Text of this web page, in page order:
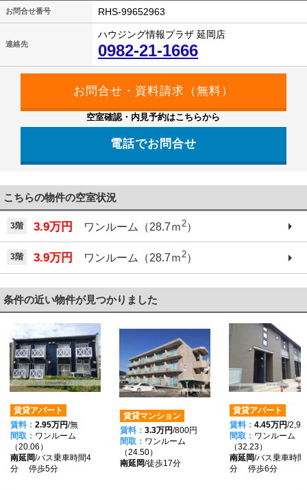
お問合せ番号 RHS-99652963
連絡先
ハウジング情報プラザ 延岡店
0982-21-1666
空室確認・内見予約はこちらから
電話でお問合せ
こちらの物件の空室状況
3階 3.9万円 ワンルーム（28.7ｍ2）
3階 3.9万円 ワンルーム（28.7ｍ2）
条件の近い物件が見つかりました
賃貸アパート
賃料： 2.95万円/無
間取： ワンルーム
（20.06）
南延岡/バス乗車時間4
分 停歩5分
賃貸マンション
賃料： 3.3万円/800円
間取： ワンルーム
（24.50）
南延岡/徒歩17分
賃貸アパート
賃料： 4.45万円/
間取： ワンルーム
（32.23）
南延岡/バス乗車時
分 停歩6分